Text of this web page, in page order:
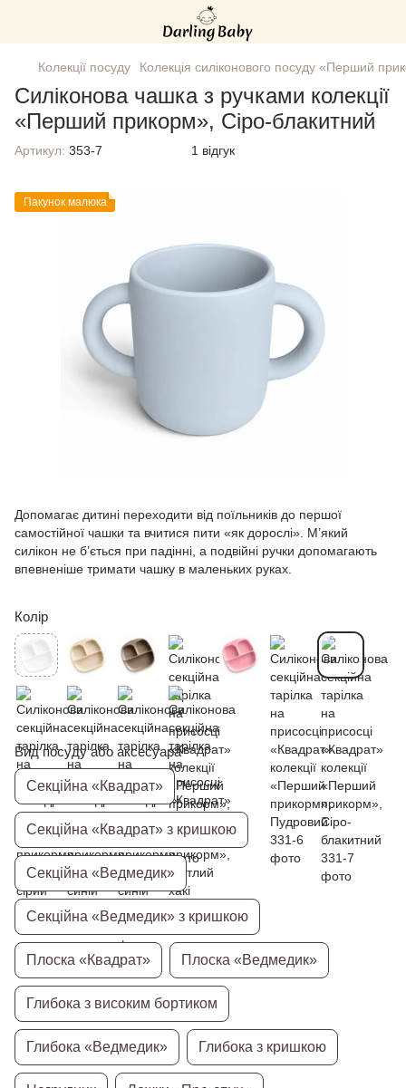
Колекції посуду Колекція силіконового посуду «Перший
Силіконова чашка з ручками колекції
«Перший прикорм», Сіро-блакитний
Артикул: 353-7 1 відгук
Пакунок малюка
Допомагає дитині переходити від поїльників до першої
самостійної чашки та вчитися пити «як дорослі». М’який
силікон не б’ється при падінні, а подвійні ручки допомагають
впевненіше тримати чашку в маленьких руках.
Колір
Вид посуду або аксесуара
Секційна «Квадрат»
Секційна «Квадрат» з кришкою
Секційна «Ведмедик»
Секційна «Ведмедик» з кришкою
Плоска «Квадрат» Плоска «Ведмедик»
Глибока з високим бортиком
Глибока «Ведмедик» Глибока з кришкою